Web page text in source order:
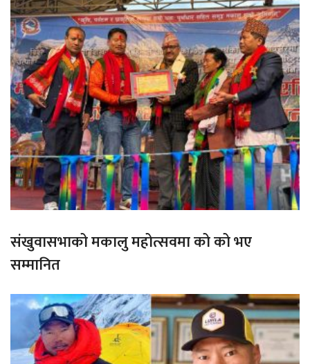
संखुवासभाको मकालु महोत्सवमा को को भए
सम्मानित